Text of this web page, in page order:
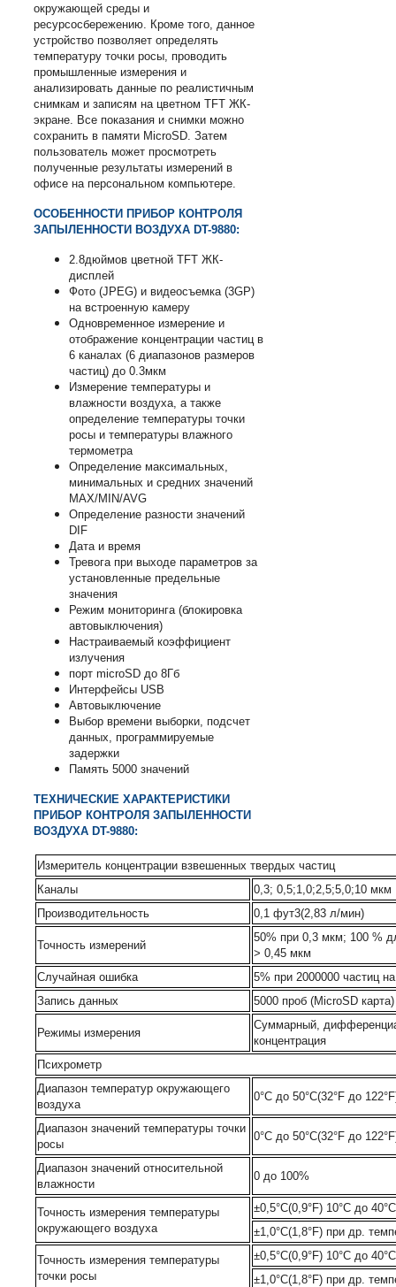
окружающей среды и
ресурсосбережению. Кроме того, данное
устройство позволяет определять
температуру точки росы, проводить
промышленные измерения и
анализировать данные по реалистичным
снимкам и записям на цветном TFT ЖК-
экране. Все показания и снимки можно
сохранить в памяти MicroSD. Затем
пользователь может просмотреть
полученные результаты измерений в
офисе на персональном компьютере.
ОСОБЕННОСТИ ПРИБОР КОНТРОЛЯ
ЗАПЫЛЕННОСТИ ВОЗДУХА DT-9880:
2.8дюймов цветной TFT ЖК-
дисплей
Фото (JPEG) и видеосъемка (3GP)
на встроенную камеру
Одновременное измерение и
отображение концентрации частиц в
6 каналах (6 диапазонов размеров
частиц) до 0.3мкм
Измерение температуры и
влажности воздуха, а также
определение температуры точки
росы и температуры влажного
термометра
Определение максимальных,
минимальных и средних значений
MAX/MIN/AVG
Определение разности значений
DIF
Дата и время
Тревога при выходе параметров за
установленные предельные
значения
Режим мониторинга (блокировка
автовыключения)
Настраиваемый коэффициент
излучения
порт microSD до 8Гб
Интерфейсы USB
Автовыключение
Выбор времени выборки, подсчет
данных, программируемые
задержки
Память 5000 значений
ТЕХНИЧЕСКИЕ ХАРАКТЕРИСТИКИ
ПРИБОР КОНТРОЛЯ ЗАПЫЛЕННОСТИ
ВОЗДУХА DT-9880:
Измеритель концентрации взвешенных твердых частиц
Каналы
0,3; 0,5;1,0;2,5;5,0;10 мкм
Производительность
0,1 фут3(2,83 л/мин)
Точность измерений
50% при 0,3 мкм; 100 %
> 0,45 мкм
Случайная ошибка
5% при 2000000 частиц
Запись данных
5000 проб (MicroSD карта)
Режимы измерения
Суммарный,
концентрация
Психрометр
Диапазон температур окружающего
воздуха
0°C до 50°C(32°F до
Диапазон значений температуры точки
росы
0°C до 50°C(32°F до
Диапазон значений относительной
влажности
0 до 100%
Точность измерения температуры
окружающего воздуха
±0,5°C(0,9°F) 10°C до 40°C
±1,0°C(1,8°F) при др.
Точность измерения температуры
точки росы
±0,5°C(0,9°F) 10°C до 40°C
±1,0°C(1,8°F) при др.